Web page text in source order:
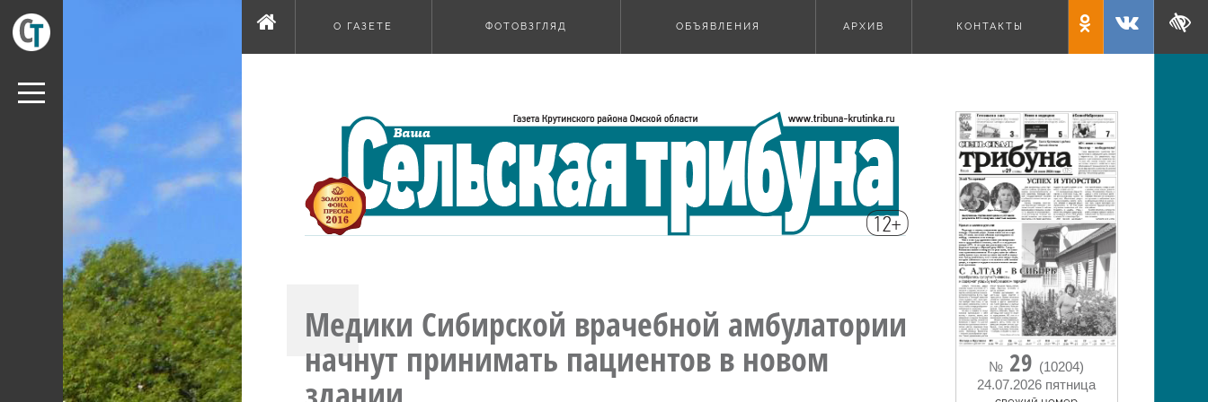
О ГАЗЕТЕ ФОТОВЗГЛЯД ОБЪЯВЛЕНИЯ АРХИВ КОНТАКТЫ
Медики Сибирской врачебной амбулатории
начнут принимать пациентов в новом № 29 (10204)
24.07.2026 пятница